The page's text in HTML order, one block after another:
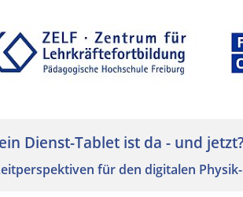
Dienst-Tablet ist da - und
für den digitalen